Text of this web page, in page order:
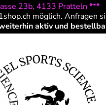
23b, 4133 Pratteln ***
möglich. Anfragen
aktiv und